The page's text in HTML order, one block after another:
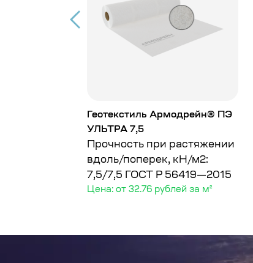
Геотекстиль Армодрейн® ПЭ
УЛЬТРА 7,5
Прочность при растяжении
вдоль/поперек, кН/м2:
7,5/7,5
ГОСТ Р 56419—2015
Цена: от 32.76 рублей за м²